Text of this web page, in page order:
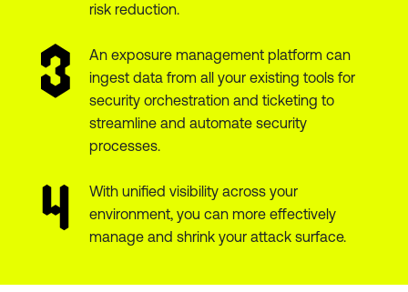
risk reduction.
An exposure management platform can
ingest data from all your existing tools for
security orchestration and ticketing to
streamline and automate security
processes.
With unified visibility across your
environment, you can more effectively
manage and shrink your attack surface.